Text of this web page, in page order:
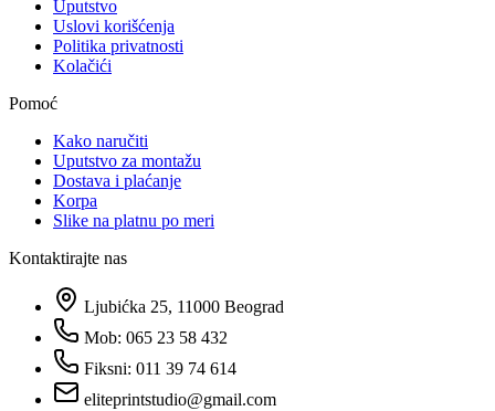
Uputstvo
Uslovi korišćenja
Politika privatnosti
Kolačići
Pomoć
Kako naručiti
Uputstvo za montažu
Dostava i plaćanje
Korpa
Slike na platnu po meri
Kontaktirajte nas
Ljubićka 25, 11000 Beograd
Mob: 065 23 58 432
Fiksni: 011 39 74 614
eliteprintstudio@gmail.com